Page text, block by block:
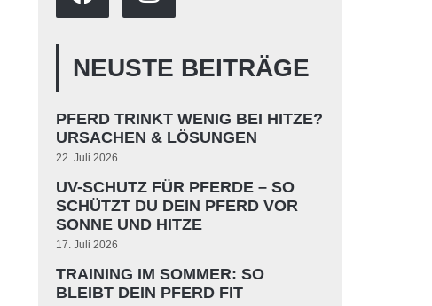
NEUSTE BEITRÄGE
PFERD TRINKT WENIG BEI HITZE?
URSACHEN & LÖSUNGEN
22. Juli 2026
UV-SCHUTZ FÜR PFERDE – SO
SCHÜTZT DU DEIN PFERD VOR
SONNE UND HITZE
17. Juli 2026
TRAINING IM SOMMER: SO
BLEIBT DEIN PFERD FIT